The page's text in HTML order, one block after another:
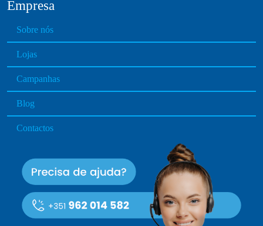
Empresa
Sobre nós
Lojas
Campanhas
Blog
Contactos